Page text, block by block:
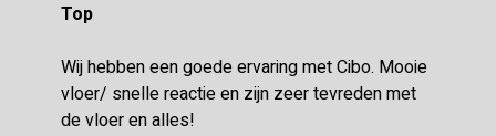
Top
Wij hebben een goede ervaring met Cibo. Mooie
vloer/ snelle reactie en zijn zeer tevreden met
de vloer en alles!